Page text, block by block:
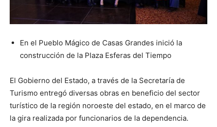
En el Pueblo Mágico de Casas Grandes inició la
construcción de la Plaza Esferas del Tiempo
El Gobierno del Estado, a través de la Secretaría de
Turismo entregó diversas obras en beneficio del sector
turístico de la región noroeste del estado, en el marco de
la gira realizada por funcionarios de la dependencia.